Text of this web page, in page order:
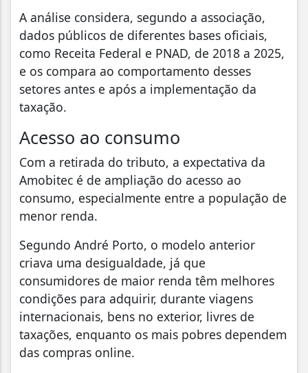
A análise considera, segundo a associação,
dados públicos de diferentes bases oficiais,
como Receita Federal e PNAD, de 2018 a 2025,
e os compara ao comportamento desses
setores antes e após a implementação da
taxação.
Acesso ao consumo
Com a retirada do tributo, a expectativa da
Amobitec é de ampliação do acesso ao
consumo, especialmente entre a população de
menor renda.
Segundo André Porto, o modelo anterior
criava uma desigualdade, já que
consumidores de maior renda têm melhores
condições para adquirir, durante viagens
internacionais, bens no exterior, livres de
taxações, enquanto os mais pobres dependem
das compras online.